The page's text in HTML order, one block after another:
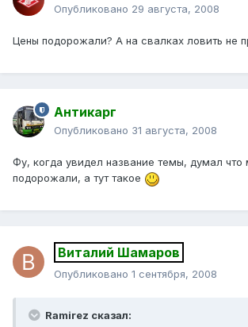
Опубликовано 29 августа, 2008
Цены подорожали? А на свалках ловить не
Антикарг
Опубликовано 31 августа, 2008
Фу, когда увидел название темы, думал что
подорожали, а тут такое
Виталий Шамаров
Опубликовано 1 сентября, 2008
Ramirez сказал: